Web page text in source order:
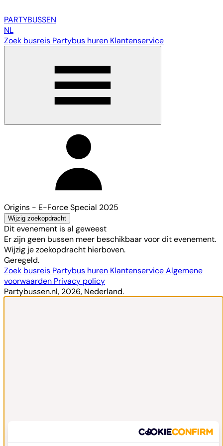
PARTYBUSSEN
NL
Zoek busreis Partybus huren Klantenservice
Origins - E-Force Special 2025
Wijzig zoekopdracht
Dit evenement is al geweest
Er zijn geen bussen meer beschikbaar voor dit evenement.
Wijzig je zoekopdracht hierboven.
Geregeld.
Zoek busreis Partybus huren KlantenserviceAlgemene
voorwaarden Privacy policy
Partybussen.nl, 2026, Nederland.